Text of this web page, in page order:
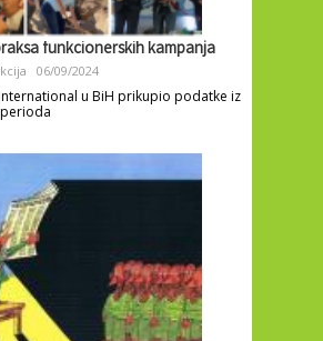
funkcionerskih kampanja
06/09/2024
u BiH prikupio podatke iz